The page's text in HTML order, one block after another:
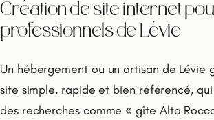
Création de site internet
professionnels de Lévie
Un hébergement ou un artisan de Lévie
site simple, rapide et bien référencé,
des recherches comme « gîte Alta